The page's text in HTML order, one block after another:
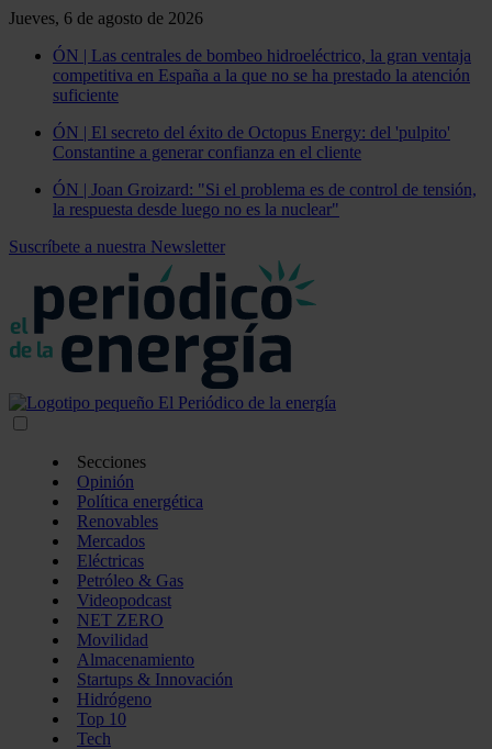
Jueves, 6 de agosto de 2026
ÓN | Las centrales de bombeo hidroeléctrico, la gran ventaja
competitiva en España a la que no se ha prestado la atención
suficiente
ÓN | El secreto del éxito de Octopus Energy: del 'pulpito'
Constantine a generar confianza en el cliente
ÓN | Joan Groizard: "Si el problema es de control de tensión,
la respuesta desde luego no es la nuclear"
Suscríbete a nuestra Newsletter
Secciones
Opinión
Política energética
Renovables
Mercados
Eléctricas
Petróleo & Gas
Videopodcast
NET ZERO
Movilidad
Almacenamiento
Startups & Innovación
Hidrógeno
Top 10
Tech